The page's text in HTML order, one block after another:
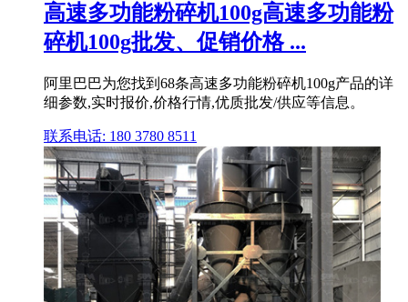
高速多功能粉碎机100g高速多功能粉
碎机100g批发、促销价格 ...
阿里巴巴为您找到68条高速多功能粉碎机100g产品的详
细参数,实时报价,价格行情,优质批发/供应等信息。
联系电话: 180 3780 8511